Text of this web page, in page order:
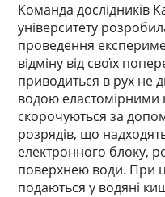
Команда дослідників
університету
проведення
відміну від своїх
приводиться в рух не
водою
скорочуються за
розрядів, що
електронного блоку,
поверхнею води. При
подаються у водяні